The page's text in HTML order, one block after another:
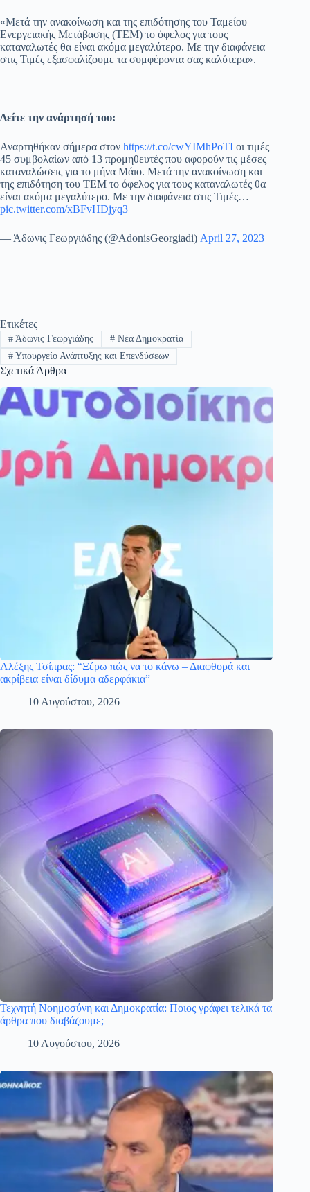
τε
«Μετά την ανακοίνωση και της επιδότησης του Ταμείου
Ενεργειακής Μετάβασης (ΤΕΜ) το όφελος για τους
καταναλωτές θα είναι ακόμα μεγαλύτερο. Με την διαφάνεια
στις Τιμές εξασφαλίζουμε τα συμφέροντα σας καλύτερα».
Δείτε την ανάρτησή του:
Αναρτηθήκαν σήμερα στον https://t.co/cwYIMhPoTI οι τιμές
45 συμβολαίων από 13 προμηθευτές που αφορούν τις μέσες
καταναλώσεις για το μήνα Μάιο. Μετά την ανακοίνωση και
της επιδότηση του ΤΕΜ το όφελος για τους καταναλωτές θα
είναι ακόμα μεγαλύτερο. Με την διαφάνεια στις Τιμές…
pic.twitter.com/xBFvHDjyq3
— Άδωνις Γεωργιάδης (@AdonisGeorgiadi) April 27, 2023
Ετικέτες
#Άδωνις Γεωργιάδης #Νέα Δημοκρατία
#Υπουργείο Ανάπτυξης και Επενδύσεων
Σχετικά Άρθρα
Αλέξης Τσίπρας: “Ξέρω πώς να το κάνω – Διαφθορά και
ακρίβεια είναι δίδυμα αδερφάκια”
10 Αυγούστου, 2026
Τεχνητή Νοημοσύνη και Δημοκρατία: Ποιος γράφει τελικά τα
άρθρα που διαβάζουμε;
10 Αυγούστου, 2026